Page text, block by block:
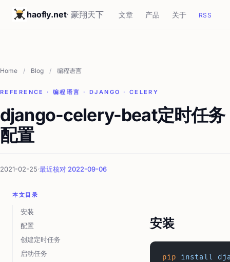
haofly.net· 豪翔天下 文章 产品 关于 RSS
Home / Blog / 编程语言
REFERENCE · 编程语言 · DJANGO · CELERY
django-celery-beat定时任务
配置
2021-02-25·最近核对 2022-09-06
本文目录
安装
配置
创建定时任务
启动任务
安装
pip install